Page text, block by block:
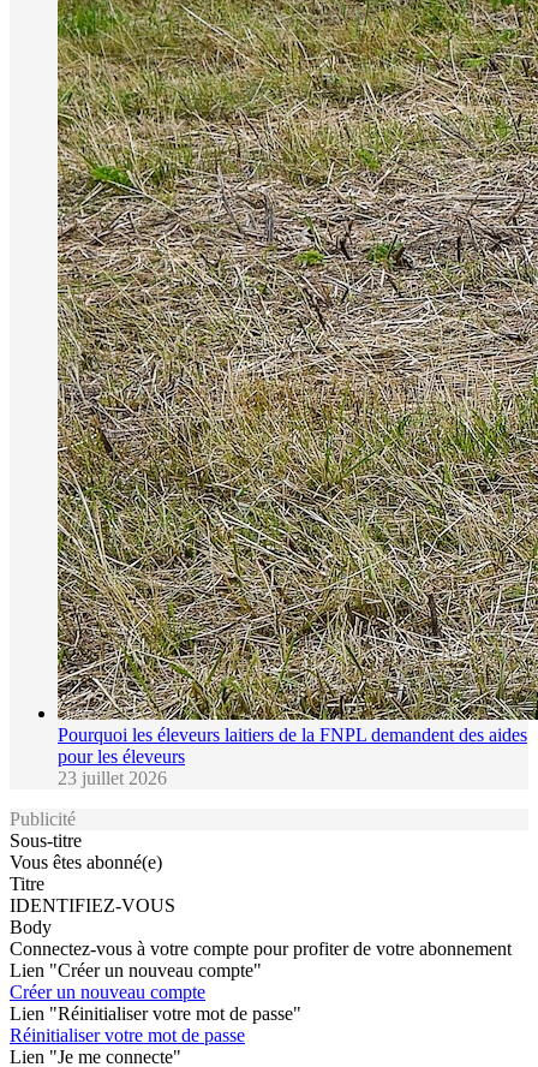
Pourquoi les éleveurs laitiers de la FNPL demandent des aides
pour les éleveurs
23 juillet 2026
Publicité
Sous-titre
Vous êtes abonné(e)
Titre
IDENTIFIEZ-VOUS
Body
Connectez-vous à votre compte pour profiter de votre abonnement
Lien "Créer un nouveau compte"
Créer un nouveau compte
Lien "Réinitialiser votre mot de passe"
Réinitialiser votre mot de passe
Lien "Je me connecte"